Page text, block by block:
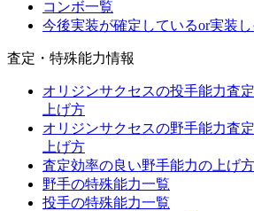
コンボ一覧
今後実装が確定しているor実装
査定・特殊能力情報
オリジンサクセスの投手能力査
上げ方
オリジンサクセスの野手能力査
上げ方
査定効率の良い野手能力の上げ方
野手の特殊能力一覧
投手の特殊能力一覧